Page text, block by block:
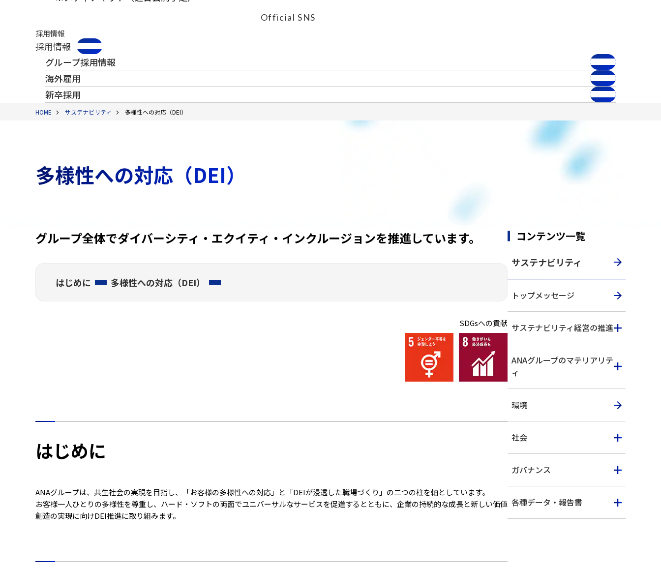
Official SNS
採用情報
採用情報
グループ採用情報
海外雇用
新卒採用
HOME サステナビリティ 多様性への対応（DEI）
多様性への対応（DEI）
グループ全体でダイバーシティ・エクイティ・インクルージョンを推進しています。
はじめに 多様性への対応（DEI）
SDGsへの貢献
はじめに
ANAグループは、共生社会の実現を目指し、「お客様の多様性への対応」と「DEIが浸透した職場づくり」の二つの柱を軸としています。
お客様一人ひとりの多様性を尊重し、ハード・ソフトの両面でユニバーサルなサービスを促進するとともに、企業の持続的な成長と新しい価値
創造の実現に向けDEI推進に取り組みます。
コンテンツ一覧
サステナビリティ
トップメッセージ
サステナビリティ経営の推進
ANAグループのマテリアリテ
ィ
環境
社会
ガバナンス
各種データ・報告書